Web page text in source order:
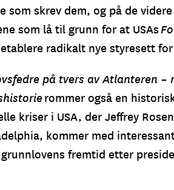
som skrev dem, og på de
som lå til grunn for at USAs
radikalt nye styresett
på tvers av Atlanteren –
rommer også en
kriser i USA, der Jeffrey
kommer med
fremtid etter